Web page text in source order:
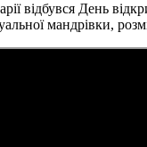
відбувся День
мандрівки,